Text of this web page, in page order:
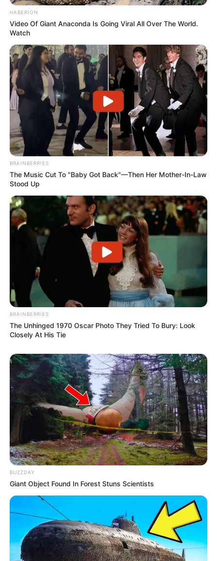
Navigation
des
articles
←PRONOSTIC HANDICAP
D’ANGERS QUINTÉ PMU 20-
05-2025
L’ORANGERIE QUINTÉ PMU
22-05-2025→
HABERION
Video Of Giant Anaconda Is Going Viral All Over The World.
Watch
BRAINBERRIES
The Music Cut To "Baby Got Back"—Then Her Mother-In-Law
Stood Up
BRAINBERRIES
The Unhinged 1970 Oscar Photo They Tried To Bury: Look
Closely At His Tie
BUZZDAY
Giant Object Found In Forest Stuns Scientists